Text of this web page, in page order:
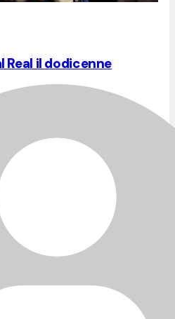
Real il dodicenne